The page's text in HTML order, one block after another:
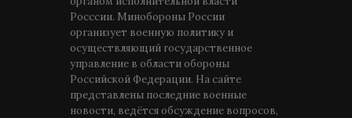
Росссии. Минобороны России
организует военную политику и
осуществляющий государственное
управление в области обороны
Российской Федерации. На сайте
представлены последние военные
новости, ведётся обсуждение вопросов,